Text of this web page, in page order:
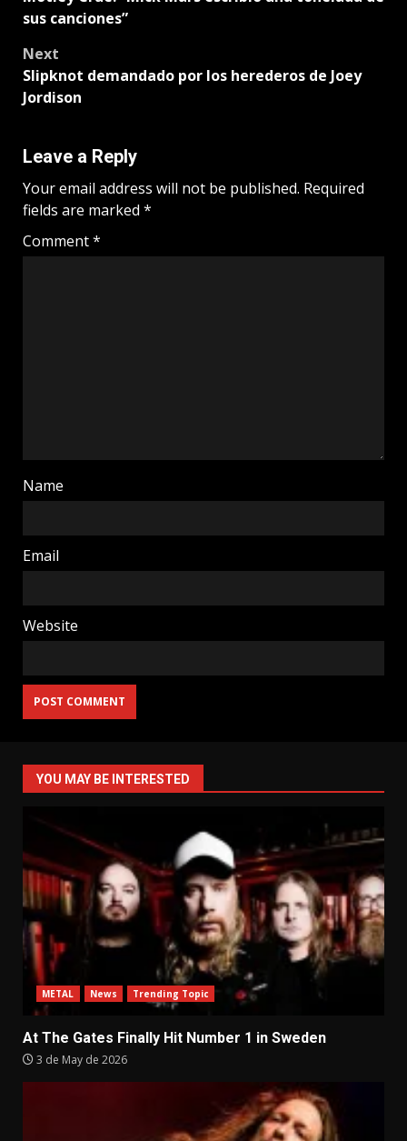
sus canciones”
Next
Slipknot demandado por los herederos de Joey
Jordison
Leave a Reply
Your email address will not be published. Required
fields are marked *
Comment*
Name
Email
Website
YOU MAY BE INTERESTED
METAL News Trending Topic
At The Gates Finally Hit Number 1 in Sweden
3 de May de 2026